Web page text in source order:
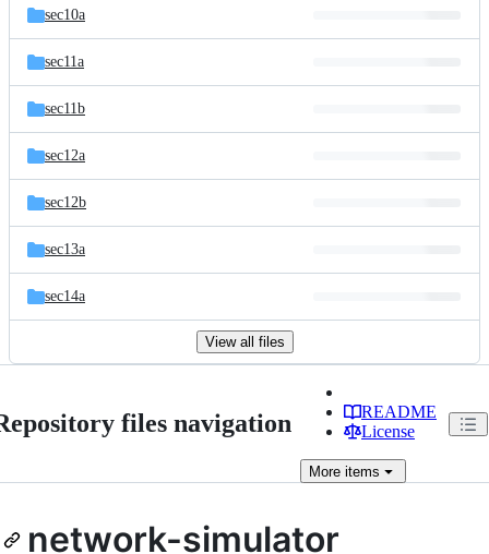
sec10a
sec11a
sec11b
sec12a
sec12b
sec13a
sec14a
View all files
files navigation
README
License
More items
network-simulator